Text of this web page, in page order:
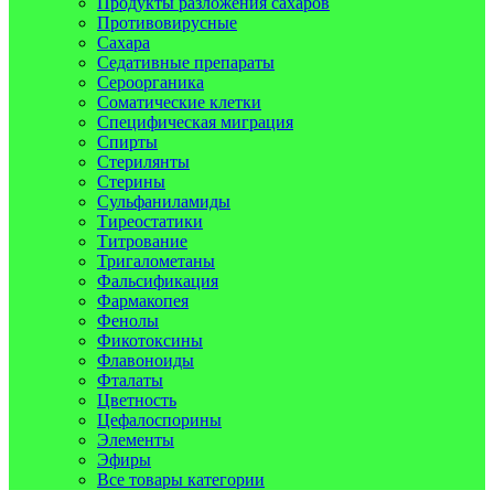
Противовирусные
Сахара
Седативные препараты
Сероорганика
Соматические клетки
Специфическая миграция
Спирты
Стерилянты
Стерины
Сульфаниламиды
Тиреостатики
Титрование
Тригалометаны
Фальсификация
Фармакопея
Фенолы
Фикотоксины
Флавоноиды
Фталаты
Цветность
Цефалоспорины
Элементы
Эфиры
Все товары категории